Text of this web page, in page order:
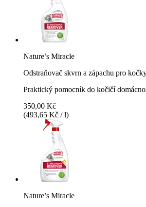
Nature’s Miracle
Odstraňovač skvrn a zápachu pro
Praktický pomocník do kočičí
350,00 Kč
(493,65 Kč / l)
Nature’s Miracle